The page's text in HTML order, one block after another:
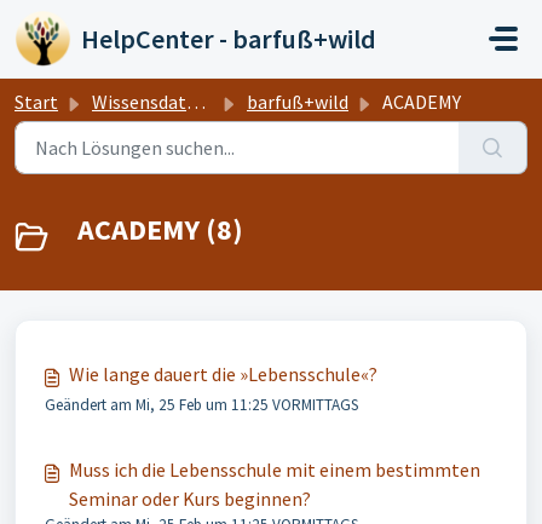
Zum hauptsächlichen Inhalt gehen
HelpCenter - barfuß+wild
Start Wissensdatenbank barfuß+wild ACADEMY
ACADEMY (8)
Wie lange dauert die »Lebensschule«?
Geändert am Mi, 25 Feb um 11:25 VORMITTAGS
Muss ich die Lebensschule mit einem bestimmten
Seminar oder Kurs beginnen?